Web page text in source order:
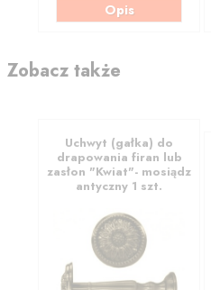
Opis
Zobacz także
Uchwyt (gałka) do
drapowania firan lub
zasłon "Kwiat"- mosiądz
antyczny 1 szt.